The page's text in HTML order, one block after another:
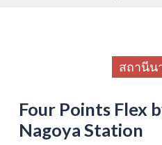
สถานีน
Four Points Flex
Nagoya Station